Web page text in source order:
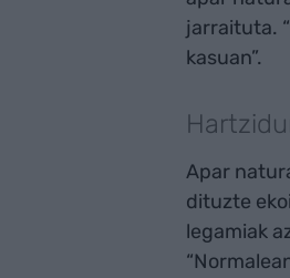
jarraituta.
kasuan”.
Apar
dituzte
legamiak